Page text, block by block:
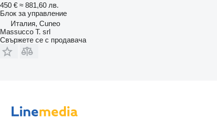
450 € ≈ 881,60 лв.
Блок за управление
Италия, Cuneo
Massucco T. srl
Свържете се с продавача